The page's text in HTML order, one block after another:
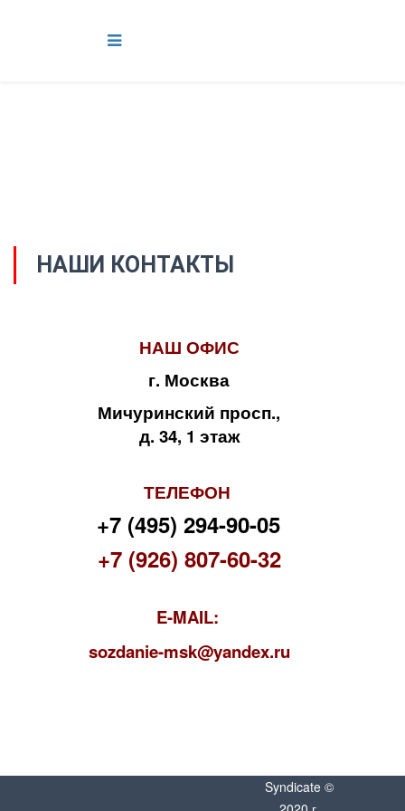
НАШИ КОНТАКТЫ
НАШ ОФИС
г. Москва
Мичуринский просп.,
д. 34, 1 этаж
ТЕЛЕФОН
+7 (495) 294-90-05
+7 (926) 807-60-32
E-MAIL:
sozdanie-msk@yandex.ru
Syndicate ©